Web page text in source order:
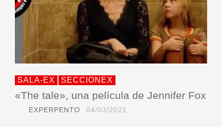
SALA-EX SECCIONEX
«The tale», una película de Jennifer Fox
EXPERPENTO 04/03/2021